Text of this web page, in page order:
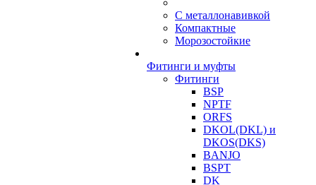
С металлонавивкой
Компактные
Морозостойкие
Фитинги и муфты
Фитинги
BSP
NPTF
ORFS
DKOL(DKL) и
DKOS(DKS)
BANJO
BSPT
DK